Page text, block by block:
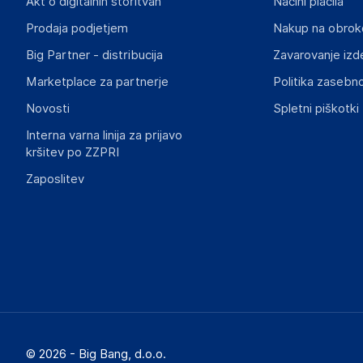
Slike o varnosti izdelka
Slike o varnosti izdelka vsebujejo opozorila na embalaži
Prodaja podjetjem
Big Partner - distribucija
Marketplace za partnerje
Novosti
Interna varna linija za prijavo
kršitev po ZZPRI
Zaposlitev
Nakup na
Zavarovanje
Politika
Spletni piškotki
© 2026 - Big Bang, d.o.o.